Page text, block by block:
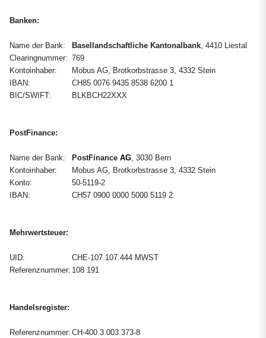
Banken:
Name der Bank: Basellandschaftliche Kantonalbank, 4410 Liestal
Clearingnummer: 769
Kontoinhaber:
Mobus AG, Brotkorbstrasse 3, 4332 Stein
IBAN:
CH85 0076 9435 8538 6200 1
BIC/SWIFT:
BLKBCH22XXX
PostFinance:
Name der Bank: PostFinance AG, 3030 Bern
Kontoinhaber:
Mobus AG, Brotkorbstrasse 3, 4332 Stein
Konto:
50-5119-2
IBAN:
CH57 0900 0000 5000 5119 2
Mehrwertsteuer:
UID:
CHE-107.107.444 MWST
Referenznummer: 108 191
Handelsregister:
Referenznummer: CH-400.3.003.373-8